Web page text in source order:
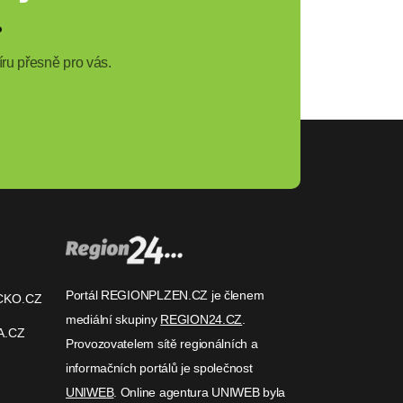
přesně pro vás.
Portál REGIONPLZEN.CZ je členem
mediální skupiny REGION24.CZ
Provozovatelem sítě regionálních a
informačních portálů je společnost
UNIWEB. Online agentura UNIWEB byla